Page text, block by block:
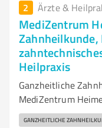
2 Ärzte &
MediZentrum
Heilpraxis
Ganzheitliche
MediZentrum
GANZHEITLICHE